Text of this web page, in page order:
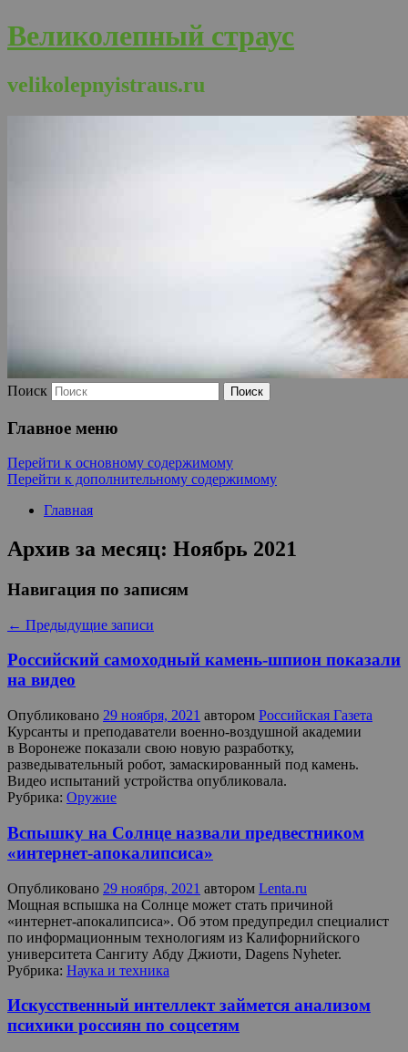
Великолепный страус
velikolepnyistraus.ru
Поиск
Главное меню
Перейти к основному содержимому
Перейти к дополнительному содержимому
Главная
Архив за месяц: Ноябрь 2021
Навигация по записям
← Предыдущие записи
Российский самоходный камень-шпион показали
на видео
Опубликовано 29 ноября, 2021 автором Российская Газета
Курсанты и преподаватели военно-воздушной академии
в Воронеже показали свою новую разработку,
разведывательный робот, замаскированный под камень.
Видео испытаний устройства опубликовала.
Рубрика: Оружие
Вспышку на Солнце назвали предвестником
«интернет-апокалипсиса»
Опубликовано 29 ноября, 2021 автором Lenta.ru
Мощная вспышка на Солнце может стать причиной
«интернет-апокалипсиса». Об этом предупредил специалист
по информационным технологиям из Калифорнийского
университета Сангиту Абду Джиоти, Dagens Nyheter.
Рубрика: Наука и техника
Искусственный интеллект займется анализом
психики россиян по соцсетям